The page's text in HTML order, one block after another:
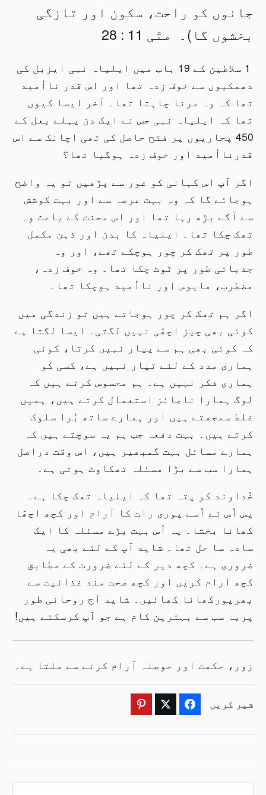
جانوں کو راحت، سکون اور تازگی
بخشوں گا)۔ متّی 11 : 28
1 سلاطین کے 19 باب میں ایلیاہ نبی ایزبل کی
دھمکیوں سے خوف زدہ تھا اور اس قدر نااُمید
تھا کہ وہ مرنا چاہتا تھا۔ آخر ایسا کیوں
تھا کہ ایلیاہ نبی جس نے ایک دن پہلے بعل کے
450 پجاریوں پر فتح حاصل کی تھی اچانک سے اس
قدرنااُمید اور خوف زدہ ہوگیا تھا؟
اگر آپ اس کہانی کو غور سے پڑھیں تو یہ واضح
ہوجائے گا کہ وہ بہت عرصہ سے اور بہت کوشش
سے آگے بڑھ رہا تھا اور اس محنت کے باعث وہ
تھک چکا تھا۔ ایلیاہ کا بدن اور ذہن مکمل
طور پر تھک کر چور ہوچکے تھے، اور وہ
جذباتی طور پر ٹوٹ چکا تھا۔ وہ خوف زدہ،
مضطرب، مایوس اور نااُمید ہوچکا تھا۔
اگر ہم تھک کر چور ہوجاتے ہیں تو زندگی میں
کوئی بھی چیز اچھّی نہیں لگتی۔ ایسا لگتا ہے
کہ کوئی بھی ہم سے پیار نہیں کرتا، کوئی
ہماری مدد کے لئے تیار نہیں ہے، کسی کو
ہماری فکر نہیں ہے۔ ہم محسوس کرتے ہیں کہ
لوگ ہمارا ناجائز استعمال کرتے ہیں، ہمیں
غلط سمجھتے ہیں اور ہمارے ساتھ بُرا سلوک
کرتے ہیں۔ بہت دفعہ جب ہم یہ سوچتے ہیں کہ
ہمارے مسائل بہت گمبھیر ہیں، اس وقت دراصل
ہمارا سب سے بڑا مسئلہ تھکاوٹ ہوتی ہے۔
خُداوند کو پتہ تھا کہ ایلیاہ تھک چکا ہے۔
پس اُس نے اُسے پوری رات کا آرام اور کچھ اچھّا
کھانا بخشا۔ یہ اُس بہت بڑے مسئلہ کا ایک
سادہ سا حل تھا۔ شاید آپ کے لئے بھی یہ
ضروری ہے۔ کچھ دیر کے لئے ضرورت کے مطابق
کچھ آرام کریں اور کچھ صحت مند غذائیت سے
بھرپورکھانا کھائیں۔ شاید آج روحانی طور
پریہ سب سے بہترین کام ہے جو آپ کرسکتے ہیں!
زور، حکمت اور حوصلہ آرام کرنے سے ملتا ہے۔
شیر کریں Facebook
Twitter